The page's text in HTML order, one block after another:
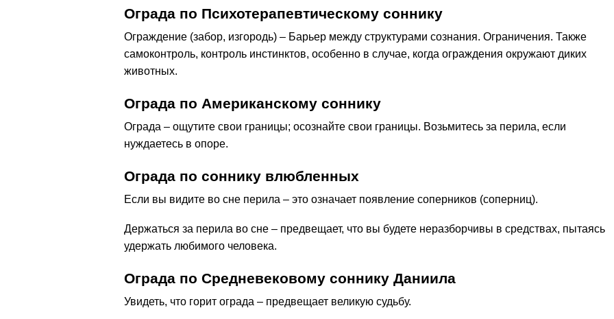
Ограда по Психотерапевтическому соннику
Ограждение (забор, изгородь) – Барьер между структурами сознания. Ограничения. Также
самоконтроль, контроль инстинктов, особенно в случае, когда ограждения окружают диких
животных.
Ограда по Американскому соннику
Ограда – ощутите свои границы; осознайте свои границы. Возьмитесь за перила, если
нуждаетесь в опоре.
Ограда по соннику влюбленных
Если вы видите во сне перила – это означает появление соперников (соперниц).
Держаться за перила во сне – предвещает, что вы будете неразборчивы в средствах, пытаясь
удержать любимого человека.
Ограда по Средневековому соннику Даниила
Увидеть, что горит ограда – предвещает великую судьбу.